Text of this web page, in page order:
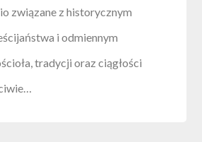
związane z historycznym
i odmiennym
tradycji oraz ciągłości